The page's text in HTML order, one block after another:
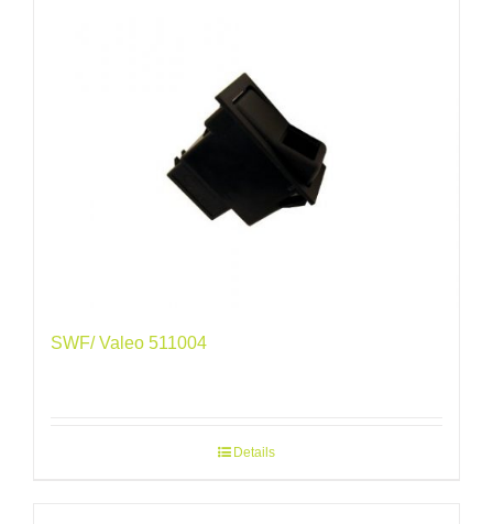
SWF/ Valeo 511004
Details